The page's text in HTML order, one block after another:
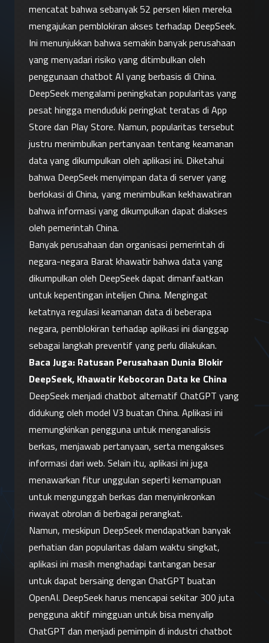
mencatat bahwa sebanyak 52 persen klien mereka
mengajukan pemblokiran akses terhadap DeepSeek.
Ini menunjukkan bahwa semakin banyak perusahaan
yang menyadari risiko yang ditimbulkan oleh
penggunaan chatbot AI yang berbasis di China.
DeepSeek mengalami peningkatan popularitas yang
pesat hingga menduduki peringkat teratas di App
Store dan Play Store. Namun, popularitas tersebut
justru menimbulkan pertanyaan tentang keamanan
data yang dikumpulkan oleh aplikasi ini. Diketahui
bahwa DeepSeek menyimpan data di server yang
berlokasi di China, yang menimbulkan kekhawatiran
bahwa informasi yang dikumpulkan dapat diakses
oleh pemerintah China.
Banyak perusahaan dan organisasi pemerintah di
negara-negara Barat khawatir bahwa data yang
dikumpulkan oleh DeepSeek dapat dimanfaatkan
untuk kepentingan intelijen China. Mengingat
ketatnya regulasi keamanan data di beberapa
negara, pemblokiran terhadap aplikasi ini dianggap
sebagai langkah preventif yang perlu dilakukan.
Baca Juga: Ratusan Perusahaan Dunia Blokir
DeepSeek, Khawatir Kebocoran Data ke China
DeepSeek menjadi chatbot alternatif ChatGPT yang
didukung oleh model V3 buatan China. Aplikasi ini
memungkinkan pengguna untuk menganalisis
berkas, menjawab pertanyaan, serta mengakses
informasi dari web. Selain itu, aplikasi ini juga
menawarkan fitur unggulan seperti kemampuan
untuk mengunggah berkas dan menyinkronkan
riwayat obrolan di berbagai perangkat.
Namun, meskipun DeepSeek mendapatkan banyak
perhatian dan popularitas dalam waktu singkat,
aplikasi ini masih menghadapi tantangan besar
untuk dapat bersaing dengan ChatGPT buatan
OpenAI. DeepSeek harus mencapai sekitar 300 juta
pengguna aktif mingguan untuk bisa menyalip
ChatGPT dan menjadi pemimpin di industri chatbot